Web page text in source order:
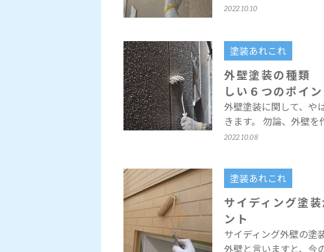
2022.10.10
塗装あれこれ
外壁塗装の種類
しい６つのポイン
外壁塗装に関して、や
きます。 勿論、外壁
2022.10.08
塗装あれこれ
サイディング塗
ント
サイディング外壁の塗
外壁と言いますと、今